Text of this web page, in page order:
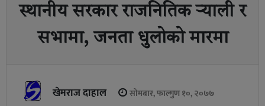
स्थानीय सरकार राजनितिक र्‍याली र
सभामा, जनता धुलोको मारमा
खेमराज दाहाल सोमबार, फाल्गुण १०, २०७७